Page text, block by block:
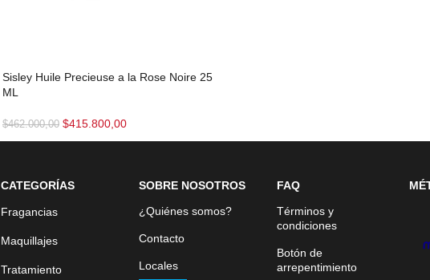
Sisley Huile Precieuse a la Rose Noire 25
ML
$462.000,00 $415.800,00
CATEGORÍAS
Fragancias
Maquillajes
Tratamiento
SOBRE NOSOTROS
¿Quiénes somos?
Contacto
Locales
FAQ
Términos y
condiciones
Botón de
arrepentimiento